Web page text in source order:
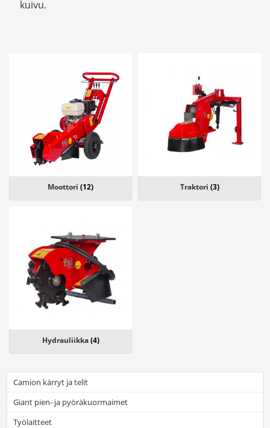
kuivu.
Moottori (12) Traktori (3)
Hydrauliikka(4)
Camion kärryt ja telit
Giant pien- ja pyöräkuormaimet
Työlaitteet